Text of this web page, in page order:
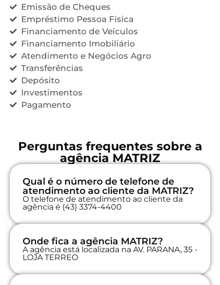
Emissão de Cheques
Empréstimo Pessoa Física
Financiamento de Veículos
Financiamento Imobiliário
Atendimento e Negócios Agro
Transferências
Depósito
Investimentos
Pagamento
Perguntas frequentes sobre a
agência MATRIZ
Qual é o número de telefone de
atendimento ao cliente da MATRIZ?
O telefone de atendimento ao cliente da
agência é (43) 3374-4400
Onde fica a agência MATRIZ?
A agência está localizada na AV. PARANA, 35 -
LOJA TERREO